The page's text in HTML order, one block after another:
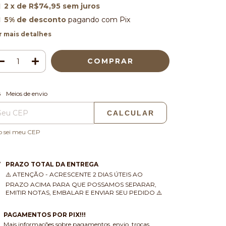
2 x de R$74,95 sem juros
5% de descontopagando com Pix
mais detalhes
para o CEP:
Meios de envio
CALCULAR
sei meu CEP
PRAZO TOTAL DA ENTREGA
⚠️ ATENÇÃO - ACRESCENTE 2 DIAS ÚTEIS AO
PRAZO ACIMA PARA QUE POSSAMOS SEPARAR,
EMITIR NOTAS, EMBALAR E ENVIAR SEU PEDIDO ⚠️
PAGAMENTOS POR PIX!!!
Mais informações sobre pagamentos, envio, trocas,